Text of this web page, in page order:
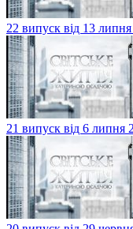
22 випуск від 13
21 випуск від 6 липня